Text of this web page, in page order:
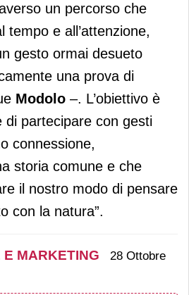
un percorso che
tempo e all’attenzione,
gesto ormai desueto
una prova di
Modolo –. L’obiettivo è
di partecipare con gesti
connessione,
storia comune e che
il nostro modo di pensare
con la natura”.
MARKETING
28 Ottobre